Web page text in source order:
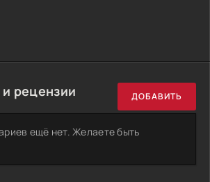
рецензии ДОБАВИТЬ
ещё нет. Желаете быть